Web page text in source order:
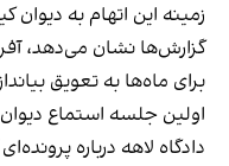
زمینه این اتهام به دیوان
گزارش‌ها نشان می‌دهد،
برای ماه‌ها به تعویق
اولین جلسه استماع
دادگاه لاهه درباره